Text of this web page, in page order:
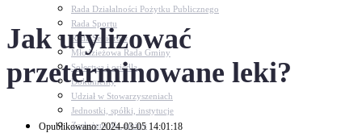
Rada Działalności Pożytku Publicznego
Rada Sportu
Rada Seniorów
Młodzieżowa Rada Gminy
Sołectwa i osiedla
Dokumenty
Udział w Stowarzyszeniach
Jednostki, spółki, instytucje
Zasłużeni dla gminy
Jak utylizować
przeterminowane leki?
Opublikowano: 2024-03-05 14:01:18